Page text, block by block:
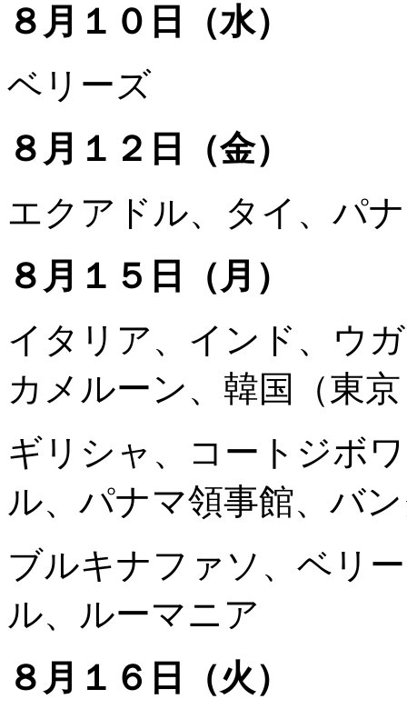
８月１０日（水）
ベリーズ
８月１２日（金）
エクアドル、タイ、パ
８月１５日（月）
イタリア、インド、ウ
カメルーン、韓国（東
ギリシャ、コートジボ
ル、パナマ領事館、バ
ブルキナファソ、ベリ
ル、ルーマニア
８月１６日（火）